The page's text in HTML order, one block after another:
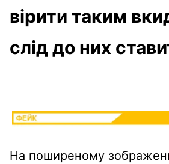
вірити таким
слід до них
На поширеному